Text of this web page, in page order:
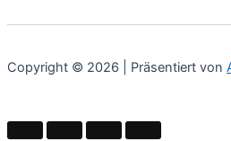
Copyright © 2026 | Präsentiert von